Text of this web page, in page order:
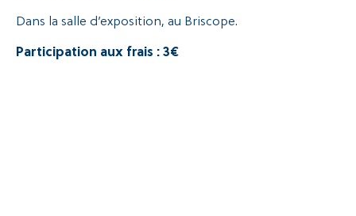
Dans la salle d’exposition, au Briscope.
Participation aux frais : 3€